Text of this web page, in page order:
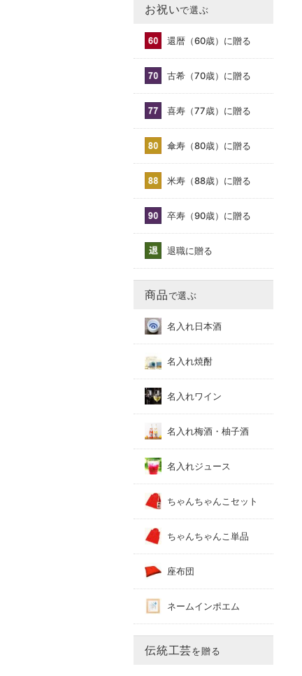
お祝いで選ぶ
還暦（60歳）に贈る
古希（70歳）に贈る
喜寿（77歳）に贈る
傘寿（80歳）に贈る
米寿（88歳）に贈る
卒寿（90歳）に贈る
退職に贈る
商品で選ぶ
名入れ日本酒
名入れ焼酎
名入れワイン
名入れ梅酒・柚子酒
名入れジュース
ちゃんちゃんこセット
ちゃんちゃんこ単品
座布団
ネームインポエム
伝統工芸を贈る